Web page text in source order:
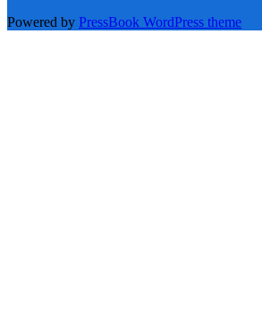
Powered by PressBook WordPress theme